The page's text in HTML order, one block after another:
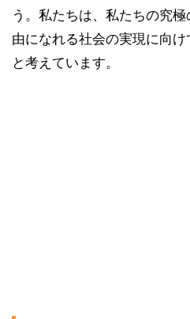
う。私たちは、私たちの究
由になれる社会の実現に向
と考えています。